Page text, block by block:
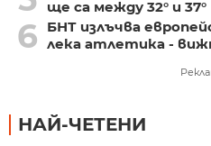
ще са между 32° и 37°
6
БНТ излъчва
лека атлетика -
НАЙ-ЧЕТЕНИ